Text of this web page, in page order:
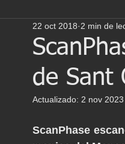
Impresión 3D Escaneo 3D
Ingenieria
Marine laser scanning
de Sant
22 oct 2018 2 min de
Actualizado: 2 nov 2023
ScanPhase